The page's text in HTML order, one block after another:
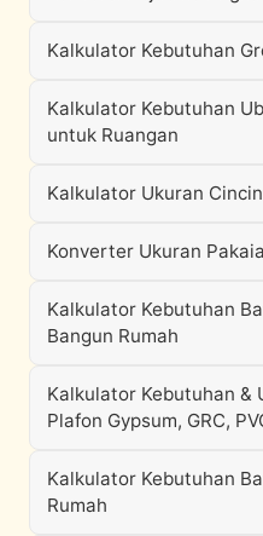
Kalkulator Kebutuhan
Kalkulator Kebutuhan
untuk Ruangan
Kalkulator Ukuran
Konverter Ukuran
Kalkulator Kebutuhan
Bangun Rumah
Kalkulator Kebutuhan &
Plafon Gypsum, GRC,
Kalkulator Kebutuhan
Rumah